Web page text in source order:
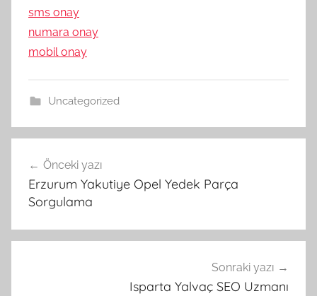
sms onay
numara onay
mobil onay
Uncategorized
gezinmesi
Önceki yazı
Erzurum Yakutiye Opel Yedek Parça
Sorgulama
Sonraki yazı
Isparta Yalvaç SEO Uzmanı